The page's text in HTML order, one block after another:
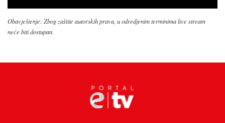
Obavještenje: Zbog zaštite autorskih prava, u odredjenim terminima live stream
neće biti dostupan.